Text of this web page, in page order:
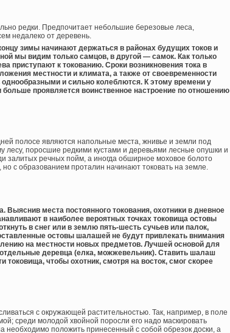
редки. Предпочитает небольшие березовые леса,
недалеко от деревень.
зимы начинают держаться в районах будущих токов и
мы видим только самцов, в другой — самок. Как только
приступают к токованию. Сроки возникновения тока в
местности и климата, а также от своевременности
и сильно колеблются. К этому времени у
проявляется воинственное настроение по отношению
полосе являются напольные места, жнивье и земли под
поросшие редкими кустами и деревьями лесные опушки и
залитых речных пойм, а иногда обширное моховое болото
с образованием проталин начинают токовать на земле.
Выяснив места постоянного токования, охотники в дневное
в наиболее вероятных точках токовища остовы
в снег или в землю пять-шесть сучьев или палок,
остовы шалашей не будут привлекать внимания
на местности новых предметов. Лучшей основой для
деревца (елка, можжевельник). Ставить шалаш
токовища, чтобы охотник, смотря на восток, смог скорее
с окружающей растительностью. Так, например, в поле
среди молодой хвойной поросли его надо маскировать
положить принесенный с собой обрезок доски, а